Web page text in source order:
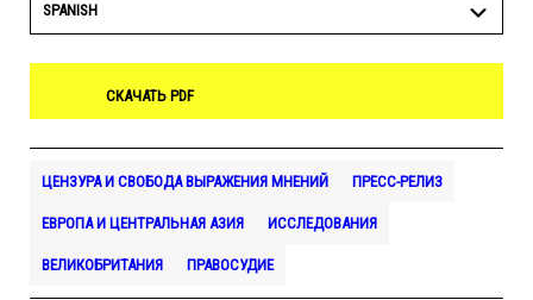
SPANISH
СКАЧАТЬ PDF
ЦЕНЗУРА И СВОБОДА ВЫРАЖЕНИЯ МНЕНИЙ ПРЕСС-РЕЛИЗ
ЕВРОПА И ЦЕНТРАЛЬНАЯ АЗИЯ ИССЛЕДОВАНИЯ
ВЕЛИКОБРИТАНИЯ ПРАВОСУДИЕ